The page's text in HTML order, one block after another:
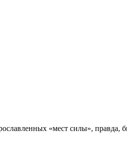
«мест силы», правда,